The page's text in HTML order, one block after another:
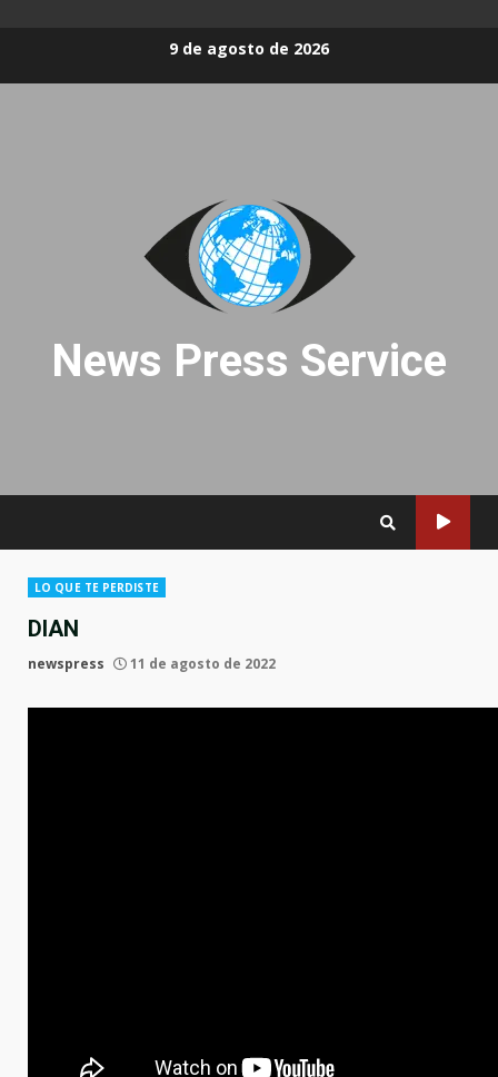
9 de agosto de 2026
News Press Service
LO QUE TE PERDISTE
DIAN
newspress 11 de agosto de 2022